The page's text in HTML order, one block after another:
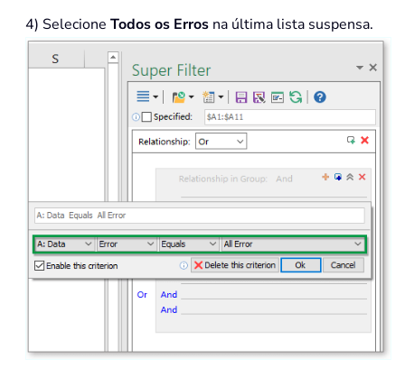
4) Selecione Todos os Erros na última lista suspensa.